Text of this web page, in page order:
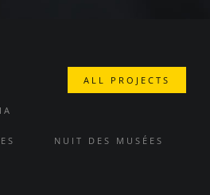
ALL PROJECTS
NUIT DES MUSÉES